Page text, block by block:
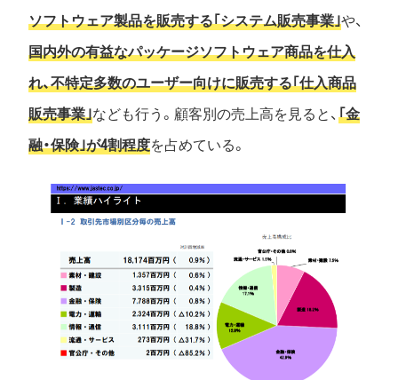
ソフトウェア製品を販売する｢システム販売事業｣や、
国内外の有益なパッケージソフトウェア商品を仕入
れ、不特定多数のユーザー向けに販売する｢仕入商品
販売事業｣なども行う。顧客別の売上高を見ると、｢金
融・保険｣が4割程度を占めている。